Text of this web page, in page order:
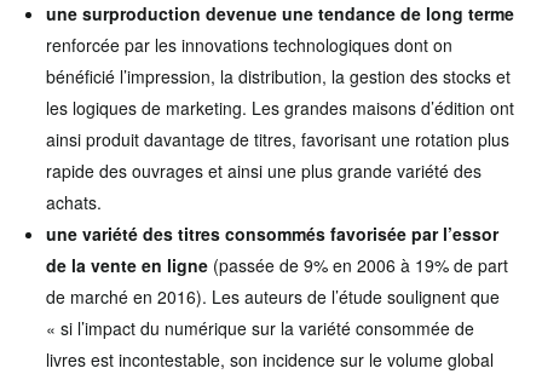
une surproduction devenue une tendance de long terme
renforcée par les innovations technologiques dont on
bénéficié l’impression, la distribution, la gestion des stocks et
les logiques de marketing. Les grandes maisons d’édition ont
ainsi produit davantage de titres, favorisant une rotation plus
rapide des ouvrages et ainsi une plus grande variété des
achats.
une variété des titres consommés favorisée par l’essor
de la vente en ligne (passée de 9% en 2006 à 19% de part
de marché en 2016). Les auteurs de l’étude soulignent que
« si l’impact du numérique sur la variété consommée de
livres est incontestable, son incidence sur le volume global